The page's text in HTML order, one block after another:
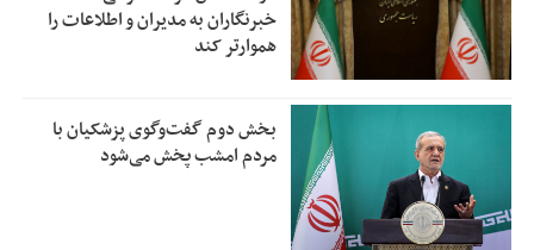
خبرنگاران به مدیران و اطلاعات را
هموارتر کند
بخش دوم گفت‌وگوی پزشکیان با
مردم امشب پخش می‌شود